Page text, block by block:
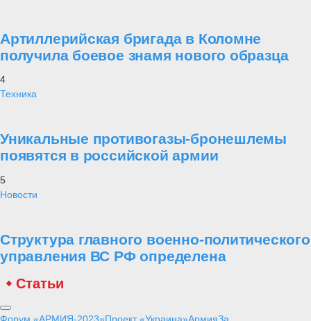
Артиллерийская бригада в Коломне
получила боевое знамя нового образца
4
Техника
Уникальные противогазы-бронешлемы
появятся в российской армии
5
Новости
Структура главного военно-политического
управления ВС РФ определена
Статьи